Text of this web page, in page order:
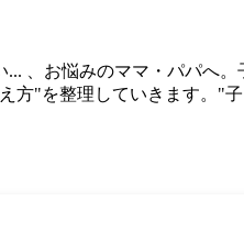
、お悩みのママ・パパへ
方"を整理していきます。"